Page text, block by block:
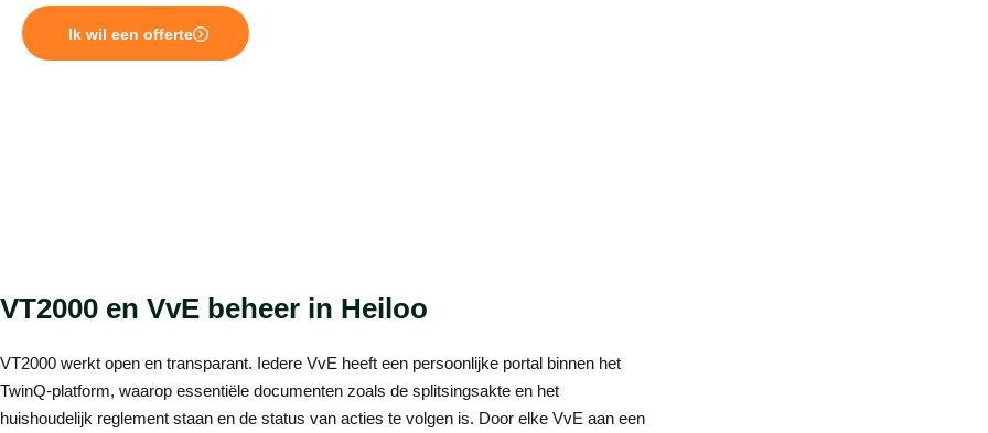
Ik wil een offerte
VT2000 en VvE beheer in Heiloo
VT2000 werkt open en transparant. Iedere VvE heeft een persoonlijke portal binnen het
TwinQ-platform, waarop essentiële documenten zoals de splitsingsakte en het
huishoudelijk reglement staan en de status van acties te volgen is. Door elke VvE aan een